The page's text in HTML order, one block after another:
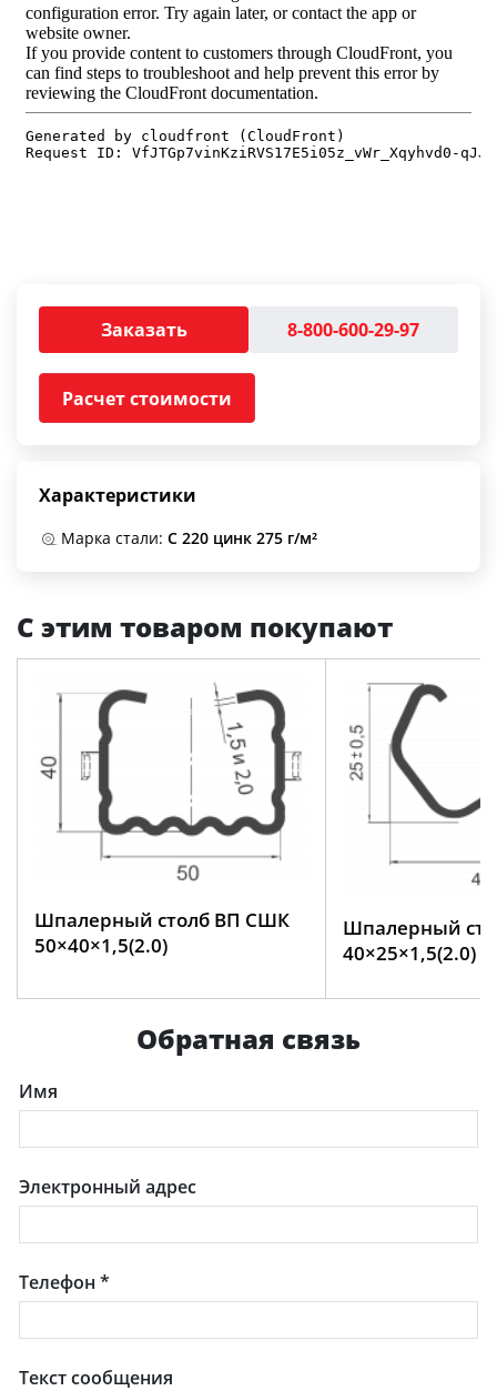
Заказать 8-800-600-29-97
Расчет стоимости
Характеристики
Марка стали: С 220 цинк 275 г/м²
С этим товаром покупают
Шпалерный столб ВП СШК
50×40×1,5(2.0)
Шпалерный
40×25×1,5(2.0)
Обратная связь
Имя
Электронный адрес
Телефон*
Текст сообщения